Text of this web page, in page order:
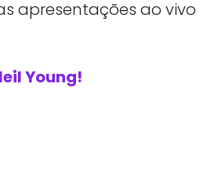
apresentações ao vivo
Young!